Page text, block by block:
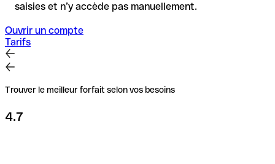
saisies et n’y accède pas manuellement.
Ouvrir un compte
Tarifs
Trouver le meilleur forfait selon vos besoins
4.7